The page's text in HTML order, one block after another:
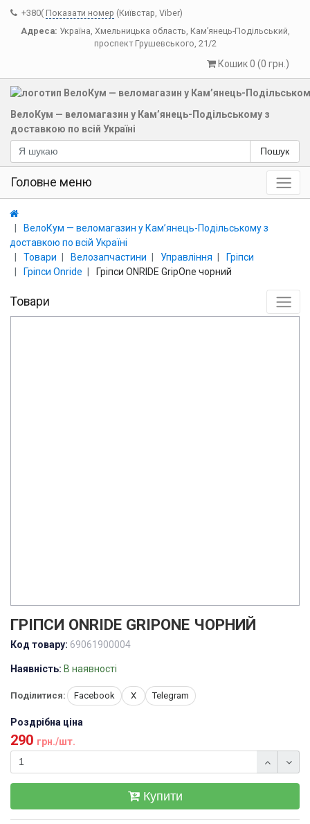
+380( Показати номер (Київстар, Viber)
Адреса: Україна, Хмельницька область, Кам’янець-Подільський,
проспект Грушевського, 21/2
Кошик 0 (0 грн.)
ВелоКум — веломагазин у Кам’янець-Подільському з
доставкою по всій Україні
Пошук
Головне меню
ВелоКум — веломагазин у Кам’янець-Подільському з
доставкою по всій Україні
Товари
Велозапчастини Управління
Гріпси
Гріпси Onride
Гріпси ONRIDE GripOne чорний
Товари
ГРІПСИ ONRIDE GRIPONE ЧОРНИЙ
Код товару: 69061900004
Наявність: В наявності
Поділитися: Facebook X Telegram
Роздрібна ціна
290 грн./шт.
Купити